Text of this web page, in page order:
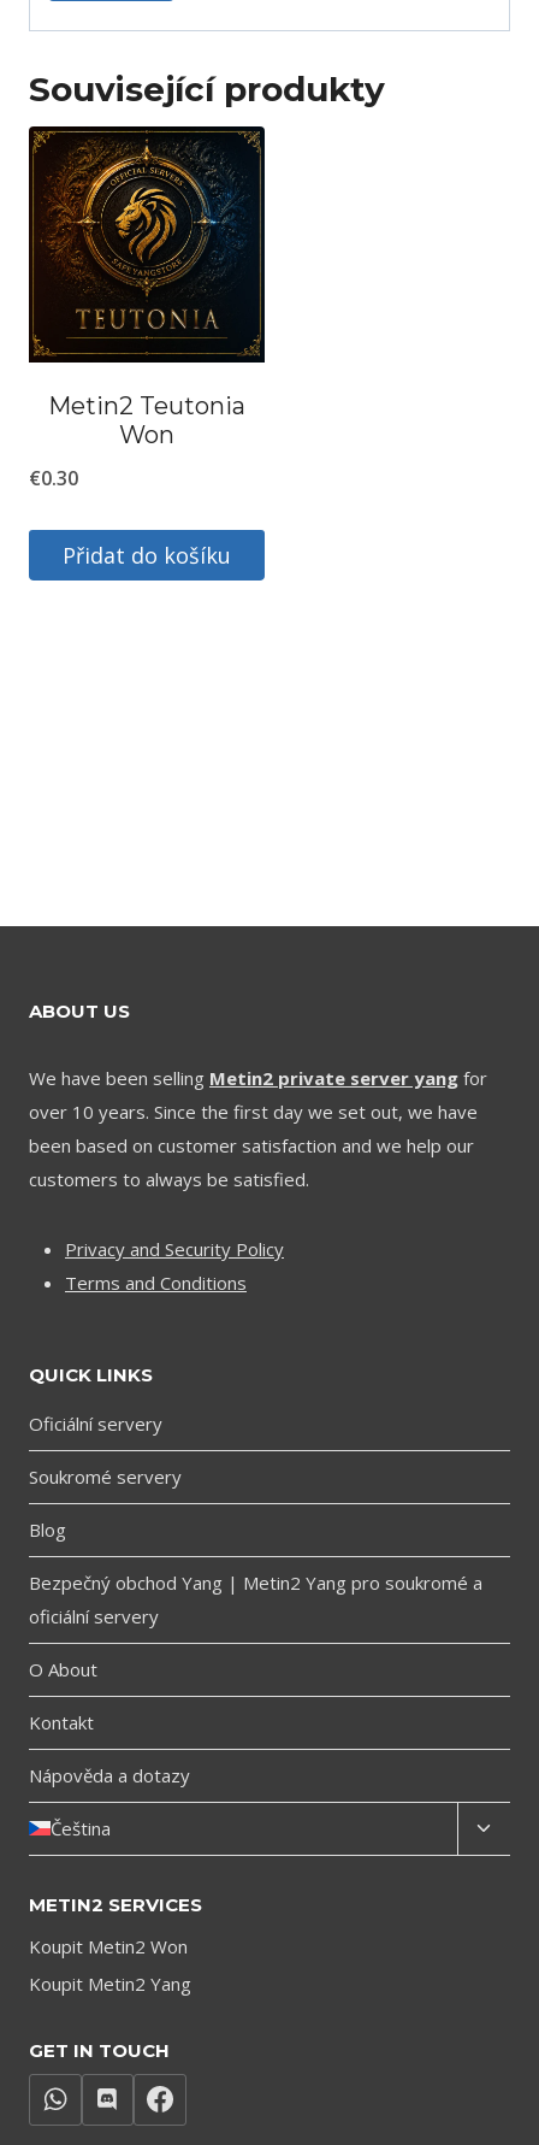
Související produkty
Metin2 Teutonia
Won
€0.30
Přidat do košíku
ABOUT US
We have been selling Metin2 private server yang for
over 10 years. Since the first day we set out, we have
been based on customer satisfaction and we help our
customers to always be satisfied.
Privacy and Security Policy
Terms and Conditions
QUICK LINKS
Oficiální servery
Soukromé servery
Blog
Bezpečný obchod Yang | Metin2 Yang pro soukromé a
oficiální servery
O About
Kontakt
Nápověda a dotazy
Čeština
child
METIN2 SERVICES
Koupit Metin2 Won
Koupit Metin2 Yang
GET IN TOUCH